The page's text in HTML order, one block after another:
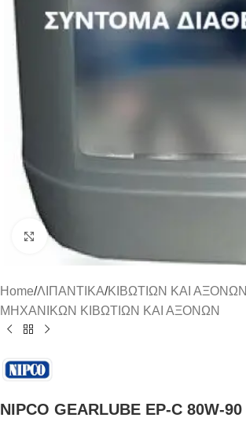
Click to enlarge
Home/ΛΙΠΑΝΤΙΚΑ/ΚΙΒΩΤΙΩΝ ΚΑΙ ΑΞΟΝΩΝ
ΜΗΧΑΝΙΚΩΝ ΚΙΒΩΤΙΩΝ ΚΑΙ ΑΞΟΝΩΝ
NIPCO GEARLUBE EP-C 80W-90